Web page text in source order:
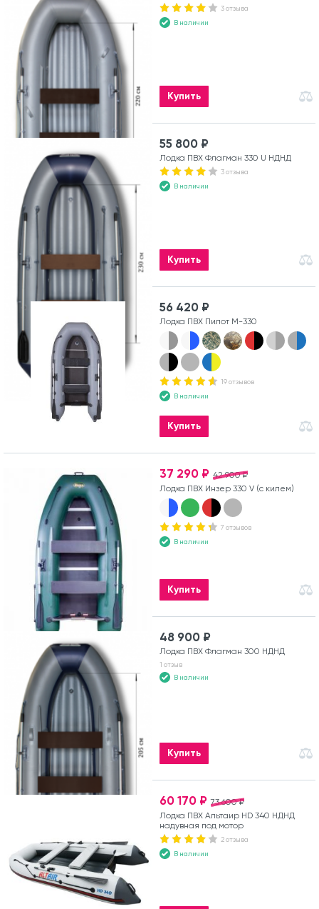
3 отзыва
В наличии
Купить
55 800 ₽
Лодка ПВХ Флагман 330 U НДНД
3 отзыва
В наличии
Купить
56 420 ₽
Лодка ПВХ Пилот М-330
19 отзывов
В наличии
Купить
42 900 ₽
37 290 ₽
Лодка ПВХ Инзер 330 V (с килем)
7 отзывов
В наличии
Купить
48 900 ₽
Лодка ПВХ Флагман 300 НДНД
1 отзыв
В наличии
Купить
73 600 ₽
60 170 ₽
Лодка ПВХ Альтаир HD 340 НДНД
надувная под мотор
2 отзыва
В наличии